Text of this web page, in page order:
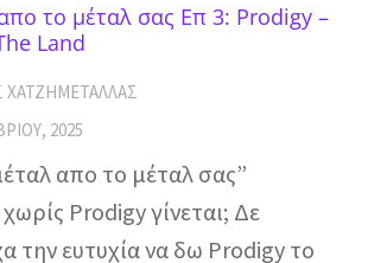
το μέταλ σας Επ 3: Prodigy –
Land
ΧΑΤΖΗΜΕΤΑΛΛΆΣ
2025
απο το μέταλ σας”
Prodigy γίνεται; Δε
την ευτυχία να δω Prodigy το